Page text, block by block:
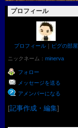
プロフィール
プロフィール ｜ ピグの部屋
ニックネーム： minerva
フォロー
メッセージを送る
アメンバーになる
[記事作成・編集]